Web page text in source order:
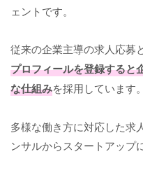
ェントです。
従来の企業主導の求人応募
プロフィールを登録すると
な仕組みを採用しています。
多様な働き方に対応した求
ンサルからスタートアップ